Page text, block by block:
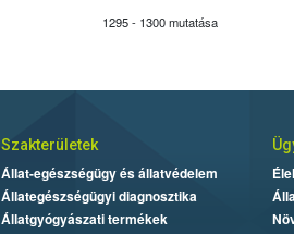
1295 - 1300 mutatása
Szakterületek
Állat-egészségügy és állatvédelem
Állategészségügyi diagnosztika
Állatgyógyászati termékek